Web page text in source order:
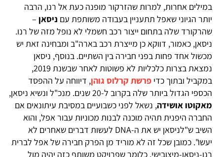
במילים אחרות, למרות שהזרקור מופנה כעת אל רנו, הרבה
יותר הגיוני שאפל תתעניין בעבודה משותפת עם ניסאן –
שהרקורד שלה בתחום ייצור רכב חשמלי לא נופל מזה של רנו.
ניסאן, כאמור, דווקא כן מייצרת רכב בארה"ב ומבחינה זאת יש
מכשול אחד פחות בפני חבירה בין השתיים. בנוסף, ניסאן
נמצאת בצרות כלכליות לא פשוטות לאחר שבשנת 2019,
במקביל ובתוך כדי פרשת קרלוס גוהן, דיווחה על ההפסד
הכספי הגדול ביותר שלה בקרוב ל-20 שנים. מנכ"ל ונשיא ניסאן,
מאקוטו אושידה, נשאל לפני כשבועיים במסיבת עיתונאים אם
החברה היפנית תהיה מוכנה לבנות מכוניות עבור אפל, והוא
השיב ש"לניסאן יש את ה-DNA לעשות דברים שאחרים לא
יעשו". כמובן שכל זה לא מוריד מן הפרק חבירה של אפל לברית
רנו-ניסאן-מיצובישי, כלומר שפרויקט משותף כזה יהיה מול